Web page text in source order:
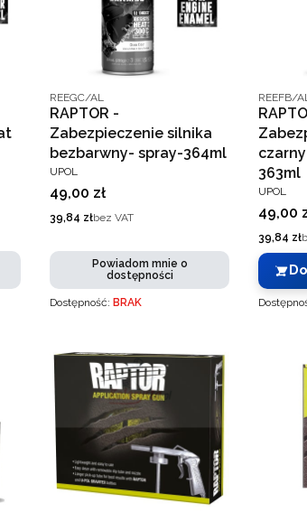
Kod producenta
REEGC/AL
RAPTOR -
Zabezpieczenie silnika
bezbarwny- spray-364ml
PRODUCENT
UPOL
Cena
49,00 zł
Cena
39,84 złbez VAT
Powiadom mnie o
dostępności
Dostępność: BRAK
Kod
REEFB/AL
363ml
UPOL
Cena
49,00
Cena
39,84 zł